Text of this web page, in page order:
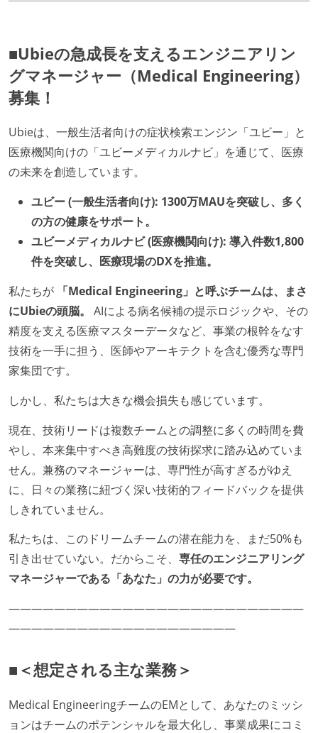
■Ubieの急成長を支えるエンジニアリン
グマネージャー（Medical Engineering）
募集！
Ubieは、一般生活者向けの症状検索エンジン「ユビー」と
医療機関向けの「ユビーメディカルナビ」を通じて、医療
の未来を創造しています。
ユビー (一般生活者向け): 1300万MAUを突破し、多く
の方の健康をサポート。
ユビーメディカルナビ (医療機関向け): 導入件数1,800
件を突破し、医療現場のDXを推進。
私たちが 「Medical Engineering」と呼ぶチームは、まさ
にUbieの頭脳。
AIによる病名候補の提示ロジックや、その
精度を支える医療マスターデータなど、事業の根幹をなす
技術を一手に担う、医師やアーキテクトを含む優秀な専門
家集団です。
しかし、私たちは大きな機会損失も感じています。
現在、技術リードは複数チームとの調整に多くの時間を費
やし、本来集中すべき高難度の技術探求に踏み込めていま
せん。兼務のマネージャーは、専門性が高すぎるがゆえ
に、日々の業務に紐づく深い技術的フィードバックを提供
しきれていません。
私たちは、このドリームチームの潜在能力を、まだ50%も
引き出せていない。だからこそ、 専任のエンジニアリング
マネージャーである「あなた」の力が必要です。
――――――――――――――――――――――――――
――――――――――――――――――――
■＜想定される主な業務＞
Medical EngineeringチームのEMとして、あなたのミッシ
ョンはチームのポテンシャルを最大化し、事業成果にコミ